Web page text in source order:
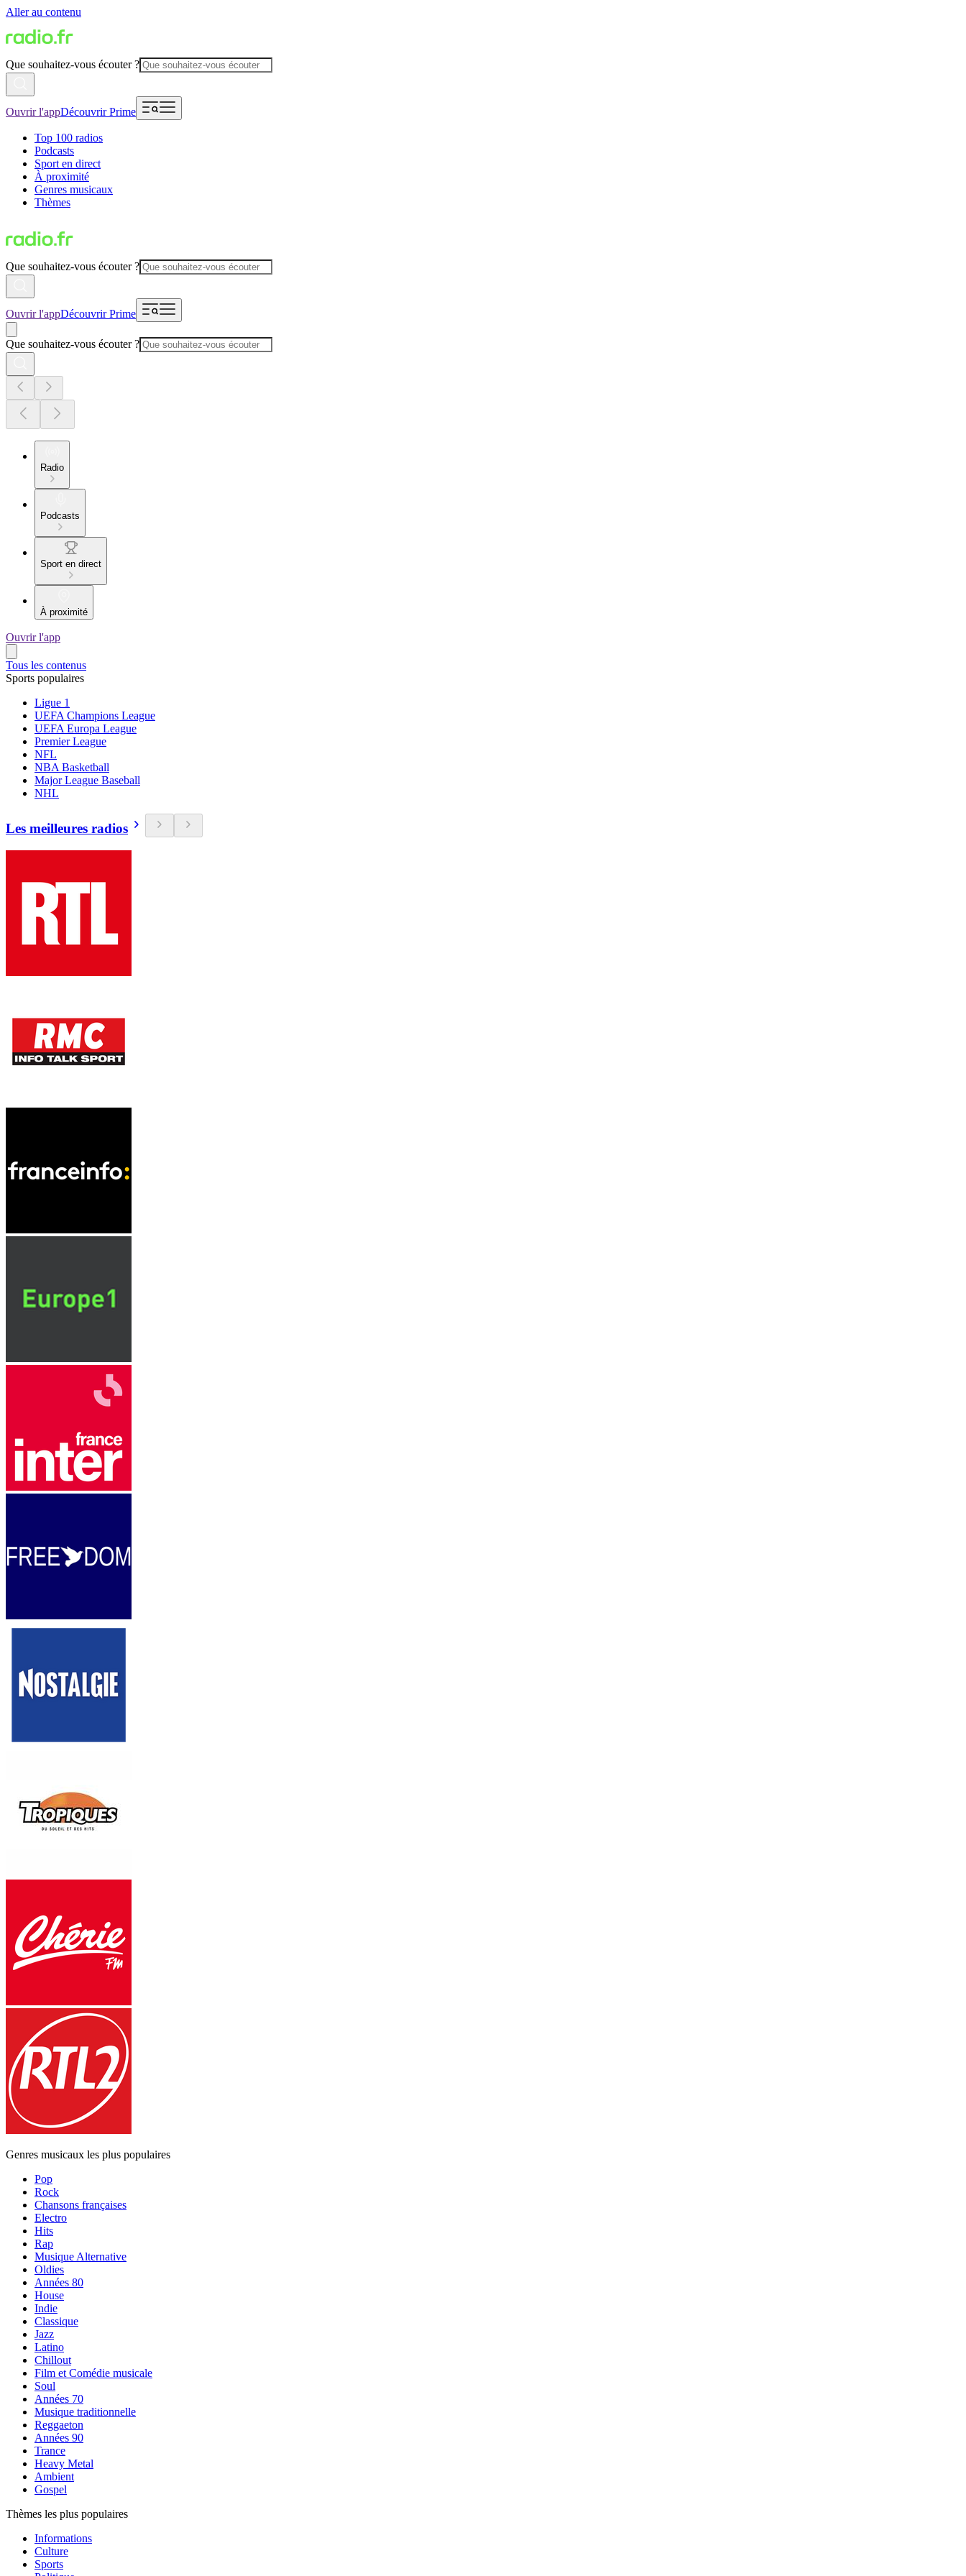
Aller au contenu
Que souhaitez-vous écouter ?
Ouvrir l'appDécouvrir Prime
Top 100 radios
Podcasts
Sport en direct
À proximité
Genres musicaux
Thèmes
Que souhaitez-vous écouter ?
Ouvrir l'appDécouvrir Prime
Que souhaitez-vous écouter ?
Radio
Podcasts
Sport en direct
À proximité
Ouvrir l'app
Tous les contenus
Sports populaires
Ligue 1
UEFA Champions League
UEFA Europa League
Premier League
NFL
NBA Basketball
Major League Baseball
NHL
Les meilleures radios
Genres musicaux les plus populaires
Pop
Rock
Chansons françaises
Electro
Hits
Rap
Musique Alternative
Oldies
Années 80
House
Indie
Classique
Jazz
Latino
Chillout
Film et Comédie musicale
Soul
Années 70
Musique traditionnelle
Reggaeton
Années 90
Trance
Heavy Metal
Ambient
Gospel
Thèmes les plus populaires
Informations
Culture
Sports